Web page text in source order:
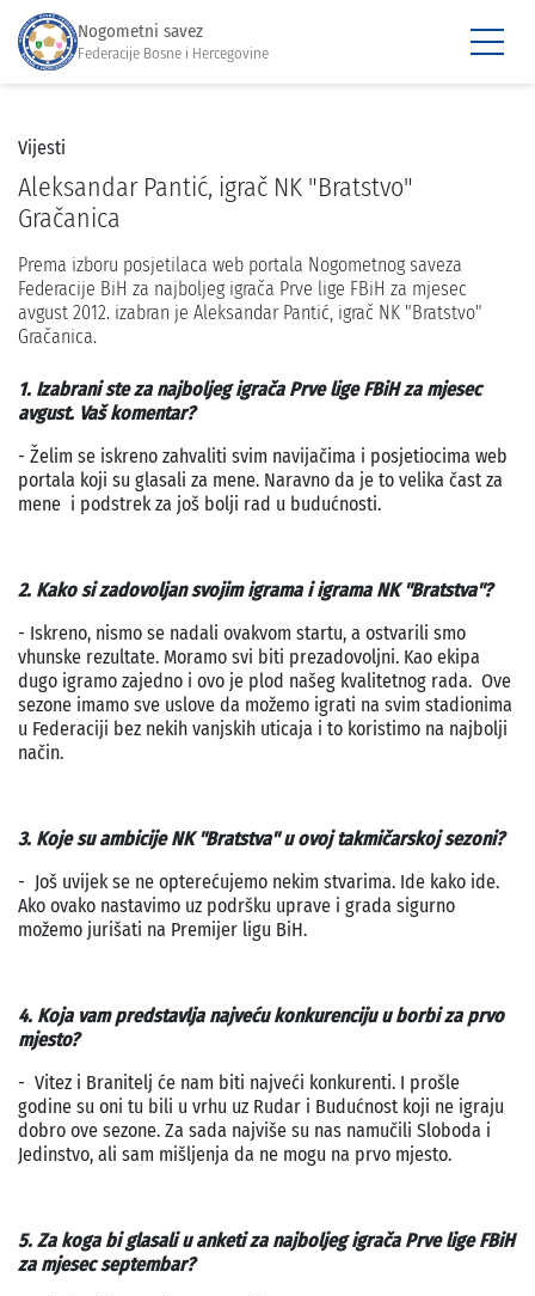
Nogometni savez
Federacije Bosne i Hercegovine
Vijesti
Aleksandar Pantić, igrač NK "Bratstvo"
Gračanica
Prema izboru posjetilaca web portala Nogometnog saveza
Federacije BiH za najboljeg igrača Prve lige FBiH za mjesec
avgust 2012. izabran je Aleksandar Pantić, igrač NK "Bratstvo"
Gračanica.
1. Izabrani ste za najboljeg igrača Prve lige FBiH za mjesec
avgust. Vaš komentar?
- Želim se iskreno zahvaliti svim navijačima i posjetiocima web
portala koji su glasali za mene. Naravno da je to velika čast za
mene i podstrek za još bolji rad u budućnosti.
2. Kako si zadovoljan svojim igrama i igrama NK "Bratstva"?
- Iskreno, nismo se nadali ovakvom startu, a ostvarili smo
vhunske rezultate. Moramo svi biti prezadovoljni. Kao ekipa
dugo igramo zajedno i ovo je plod našeg kvalitetnog rada. Ove
sezone imamo sve uslove da možemo igrati na svim stadionima
u Federaciji bez nekih vanjskih uticaja i to koristimo na najbolji
način.
3. Koje su ambicije NK "Bratstva" u ovoj takmičarskoj sezoni?
- Još uvijek se ne opterećujemo nekim stvarima. Ide kako ide.
Ako ovako nastavimo uz podršku uprave i grada sigurno
možemo jurišati na Premijer ligu BiH.
4. Koja vam predstavlja najveću konkurenciju u borbi za prvo
mjesto?
- Vitez i Branitelj će nam biti najveći konkurenti. I prošle
godine su oni tu bili u vrhu uz Rudar i Budućnost koji ne igraju
dobro ove sezone. Za sada najviše su nas namučili Sloboda i
Jedinstvo, ali sam mišljenja da ne mogu na prvo mjesto.
5. Za koga bi glasali u anketi za najboljeg igrača Prve lige FBiH
za mjesec septembar?